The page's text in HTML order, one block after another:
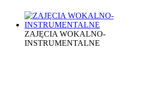
ZAJĘCIA WOKALNO-
INSTRUMENTALNE